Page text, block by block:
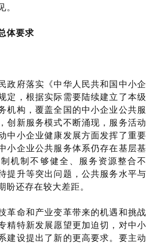
。
体要求
政府落实《中华人民共和国中小企
定，根据实际需要陆续建立了本级
机构，覆盖全国的中小企业公共服
创新服务模式不断涌现，服务活动
中小企业健康发展方面发挥了重要
小企业公共服务体系仍存在基层基
机制不够健全、服务资源整合不
提升等突出问题，公共服务水平与
盼还存在较大差距。
革命和产业变革带来的机遇和挑战
精特新发展愿望更加迫切，对中小
建设提出了新的更高要求。要主动